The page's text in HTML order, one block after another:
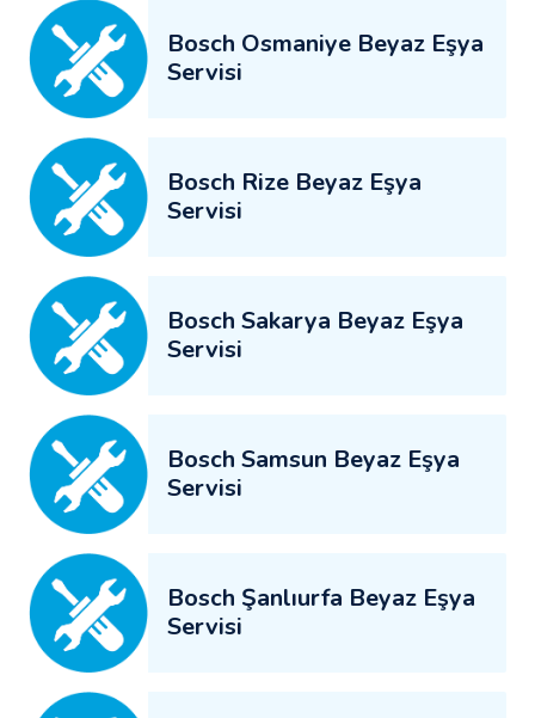
Bosch Osmaniye Beyaz Eşya
Servisi
Bosch Rize Beyaz Eşya
Servisi
Bosch Sakarya Beyaz Eşya
Servisi
Bosch Samsun Beyaz Eşya
Servisi
Bosch Şanlıurfa Beyaz Eşya
Servisi